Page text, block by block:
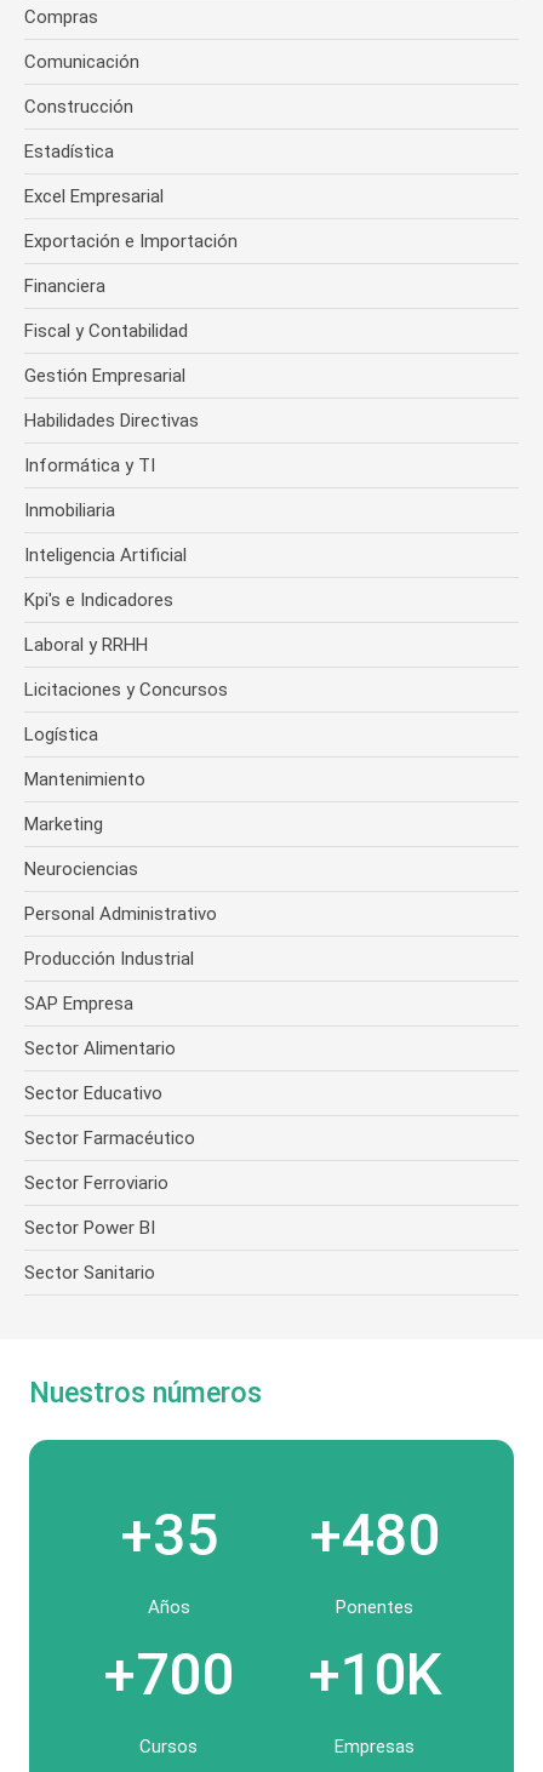
Compras
Comunicación
Construcción
Estadística
Excel Empresarial
Exportación e Importación
Financiera
Fiscal y Contabilidad
Gestión Empresarial
Habilidades Directivas
Informática y TI
Inmobiliaria
Inteligencia Artificial
Kpi's e Indicadores
Laboral y RRHH
Licitaciones y Concursos
Logística
Mantenimiento
Marketing
Neurociencias
Personal Administrativo
Producción Industrial
SAP Empresa
Sector Alimentario
Sector Educativo
Sector Farmacéutico
Sector Ferroviario
Sector Power BI
Sector Sanitario
Nuestros números
+35
Años
+480
Ponentes
+700
Cursos
+10K
Empresas